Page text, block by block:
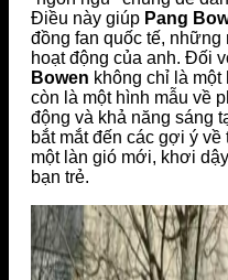
Điều này giúp Pang
đồng fan quốc tế,
hoạt động của anh. Đối
Bowen không chỉ là một
còn là một hình mẫu về
động và khả năng sáng
bắt mắt đến các gợi ý
một làn gió mới, khơi
bạn trẻ.